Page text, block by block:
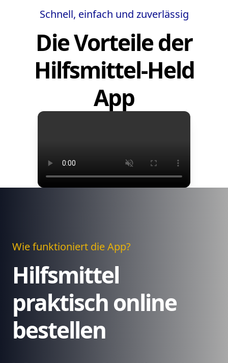
Schnell, einfach und zuverlässig
Die Vorteile der
Hilfsmittel-Held
App
Wie funktioniert die App?
Hilfsmittel
praktisch online
bestellen